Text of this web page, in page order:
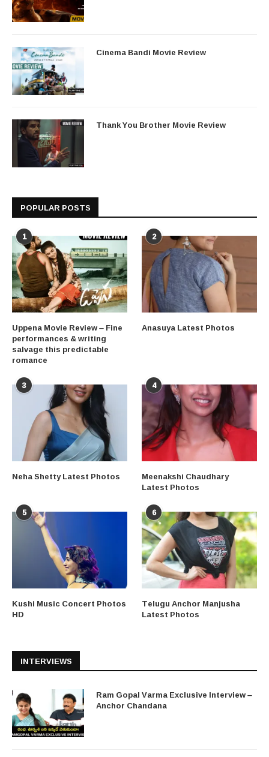
Cinema Bandi Movie Review
Thank You Brother Movie Review
POPULAR POSTS
1
Uppena Movie Review – Fine
performances & writing
salvage this predictable
romance
2
Anasuya Latest Photos
3
Neha Shetty Latest Photos
4
Meenakshi Chaudhary
Latest Photos
5
Kushi Music Concert Photos
HD
6
Telugu Anchor Manjusha
Latest Photos
INTERVIEWS
Ram Gopal Varma Exclusive Interview –
Anchor Chandana